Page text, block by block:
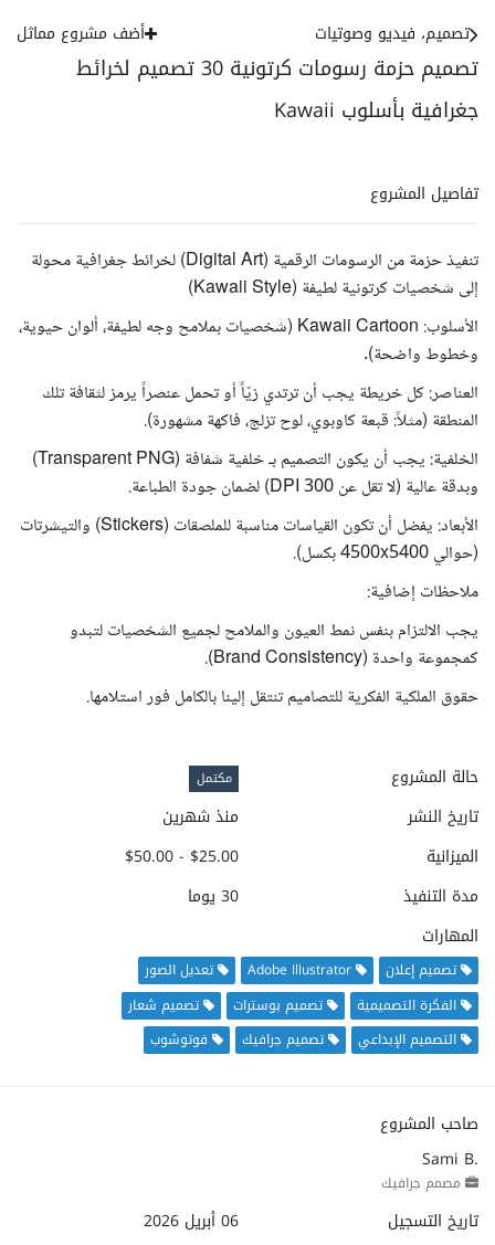
تصميم حزمة رسومات كرتونية 30 تصميم لخرائط
جغرافية بأسلوب Kawaii
تصميم، فيديو وصوتيات أضف مشروع مماثل
تفاصيل المشروع
تنفيذ حزمة من الرسومات الرقمية (Digital Art) لخرائط جغرافية محولة
إلى شخصيات كرتونية لطيفة (Kawaii Style)
الأسلوب: Kawaii Cartoon (شخصيات بملامح وجه لطيفة، ألوان حيوية،
وخطوط واضحة).
العناصر: كل خريطة يجب أن ترتدي زيّاً أو تحمل عنصراً يرمز لثقافة تلك
المنطقة (مثلاً: قبعة كاوبوي، لوح تزلج، فاكهة مشهورة).
الخلفية: يجب أن يكون التصميم بـ خلفية شفافة (Transparent PNG)
وبدقة عالية (لا تقل عن 300 DPI) لضمان جودة الطباعة.
الأبعاد: يفضل أن تكون القياسات مناسبة للملصقات (Stickers) والتيشرتات
(حوالي 4500x5400 بكسل).
ملاحظات إضافية:
يجب الالتزام بنفس نمط العيون والملامح لجميع الشخصيات لتبدو
كمجموعة واحدة (Brand Consistency).
حقوق الملكية الفكرية للتصاميم تنتقل إلينا بالكامل فور استلامها.
حالة المشروع مكتمل
تاريخ النشر
منذ شهرين
الميزانية
$25.00 - $50.00
مدة التنفيذ
30 يوما
المهارات
تصميم إعلان Adobe Illustrator
تعديل الصور
الفكرة التصميمية
تصميم بوسترات
تصميم شعار
التصميم الإبداعي
تصميم جرافيك فوتوشوب
صاحب المشروع
Sami B.
مصمم جرافيك
تاريخ التسجيل
06 أبريل 2026